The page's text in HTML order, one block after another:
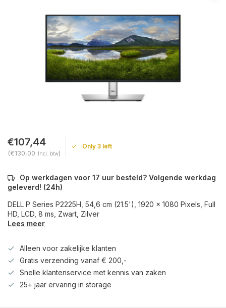
€107,44
(€130,00 Incl. btw)
Only 3 left
Op werkdagen voor 17 uur besteld? Volgende werkdag
geleverd! (24h)
DELL P Series P2225H, 54,6 cm (21.5'), 1920 x 1080 Pixels, Full
HD, LCD, 8 ms, Zwart, Zilver
Lees meer
Alleen voor zakelijke klanten
Gratis verzending vanaf € 200,-
Snelle klantenservice met kennis van zaken
25+ jaar ervaring in storage